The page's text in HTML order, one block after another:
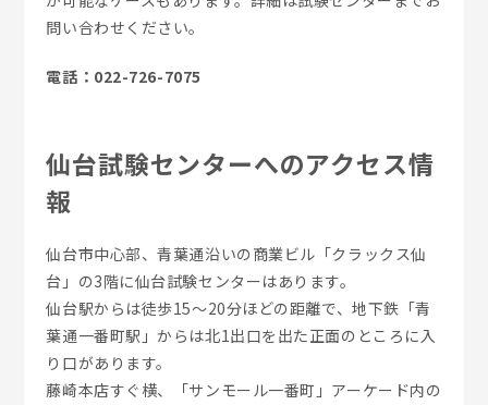
問い合わせください。
電話：022-726-7075
仙台試験センターへのアクセス情
報
仙台市中心部、青葉通沿いの商業ビル「クラックス仙
台」の3階に仙台試験センターはあります。
仙台駅からは徒歩15～20分ほどの距離で、地下鉄「青
葉通一番町駅」からは北1出口を出た正面のところに入
り口があります。
藤崎本店すぐ横、「サンモール一番町」アーケード内の